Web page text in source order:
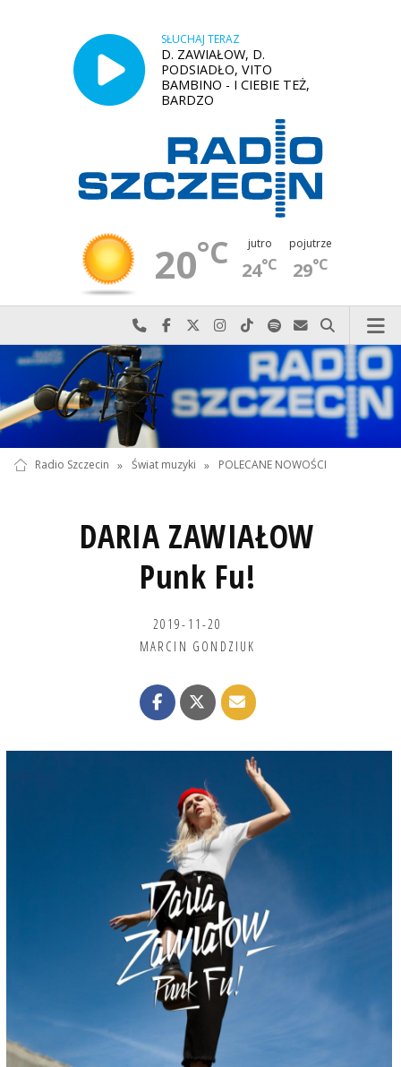
SŁUCHAJ TERAZ
D. ZAWIAŁOW, D.
PODSIADŁO, VITO
BAMBINO - I CIEBIE TEŻ,
BARDZO
20°C jutro
24°C
pojutrze
29°C
Najlepiej po prostu do nas zadzwoń
Odwiedź nas na Facebook-u
Odwiedź nas na X
Odwiedź nas na Instagram-ie
Odwiedź nas na TikTok-u
Szukaj nas na Spotify
Wyślij do nas
Szukaj
Radio Szczecin » Świat muzyki » POLECANE NOWOŚCI
DARIA ZAWIAŁOW
Punk Fu!
2019-11-20
MARCIN GONDZIUK